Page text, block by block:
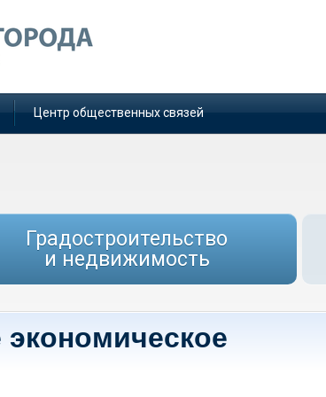
Центр общественных связей
Градостроительство
и недвижимость